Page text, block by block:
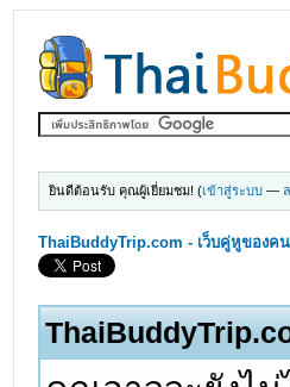
ยินดีต้อนรับ คุณผู้เยี่ยมชม! (เข้าสู่ระบบ —
ThaiBuddyTrip.com - เว็บคู่หูของค